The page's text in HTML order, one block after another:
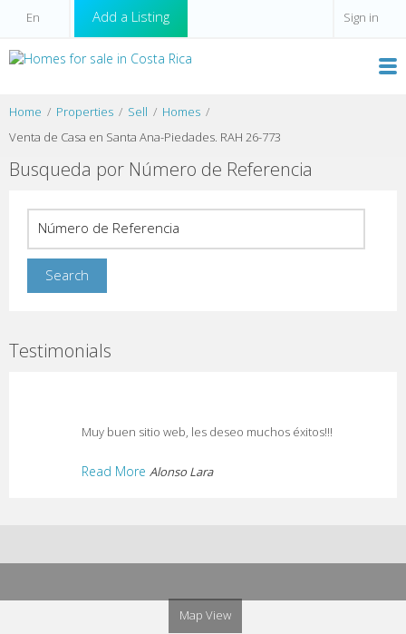
Add a Listing Sign in
Home Properties Sell
Homes
Venta de Casa en Santa Ana-Piedades. RAH 26-773
Busqueda por Número de Referencia
Testimonials
Muy buen sitio web, les deseo muchos éxitos!!!
Read More Alonso Lara
Map View